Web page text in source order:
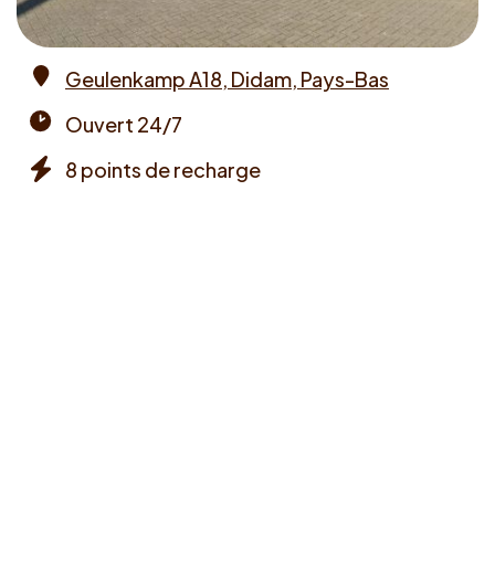
Geulenkamp A18, Didam, Pays-Bas
times
Ouvert 24/7
8 points de recharge